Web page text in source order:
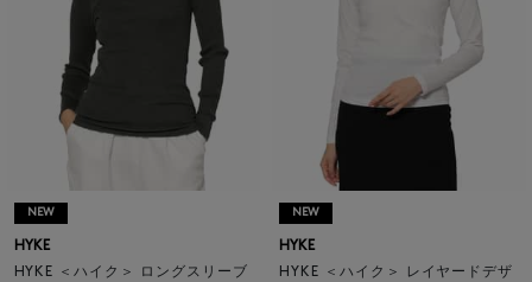
NEW
HYKE
HYKE ＜ハイク＞ ロングスリーブ
NEW
HYKE
HYKE ＜ハイク＞ レイヤードデザ